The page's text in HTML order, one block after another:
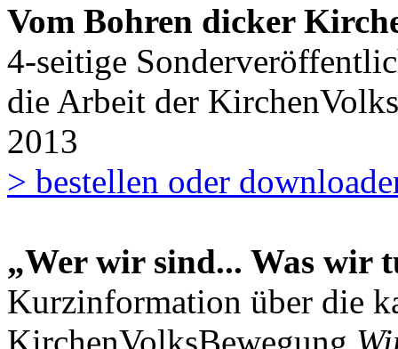
Vom Bohren dicker
4-seitige
die Arbeit der
2013
> bestellen oder
„Wer wir sind... Was wir
Kurzinformation über die
KirchenVolksBewegung